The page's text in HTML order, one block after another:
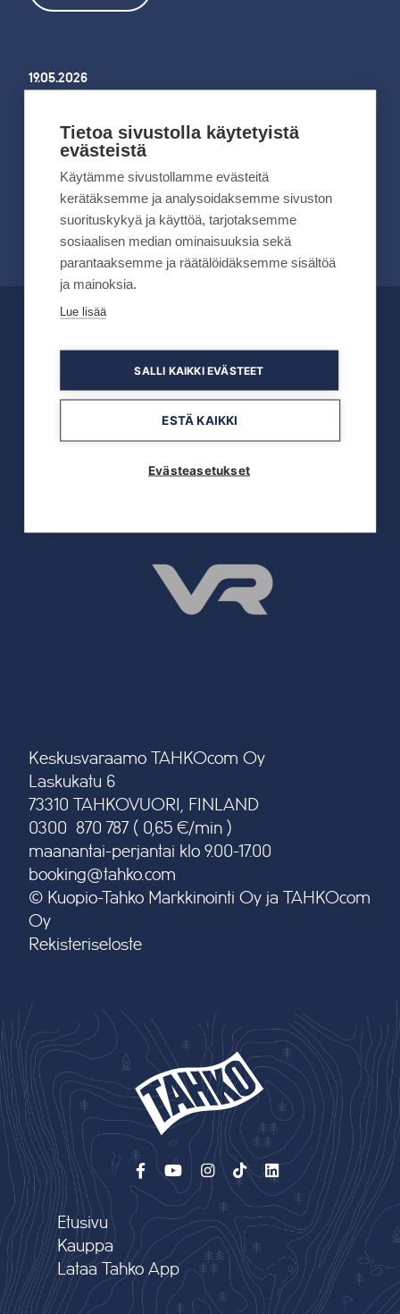
19.05.2026
kesällä 2026
Lue lisää
Keskusvaraamo TAHKOcom Oy
Laskukatu 6
73310 TAHKOVUORI, FINLAND
0300 870 787 ( 0,65 €/min )
maanantai-perjantai klo 9.00-17.00
booking@tahko.com
© Kuopio-Tahko Markkinointi Oy ja TAHKOcom
Oy
Rekisteriseloste
Etusivu
Kauppa
Lataa Tahko App
Tietoa sivustolla käytetyistä
evästeistä
Käytämme sivustollamme evästeitä
kerätäksemme ja analysoidaksemme sivuston
suorituskykyä ja käyttöä, tarjotaksemme
sosiaalisen median ominaisuuksia sekä
parantaaksemme ja räätälöidäksemme sisältöä
ja mainoksia.
Lue lisää
SALLI KAIKKI EVÄSTEET
ESTÄ KAIKKI
Evästeasetukset